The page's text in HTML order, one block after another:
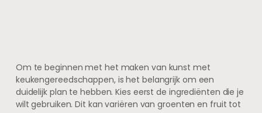
Om te beginnen met het maken van kunst met
keukengereedschappen, is het belangrijk om een
duidelijk plan te hebben. Kies eerst de ingrediënten die je
wilt gebruiken. Dit kan variëren van groenten en fruit tot